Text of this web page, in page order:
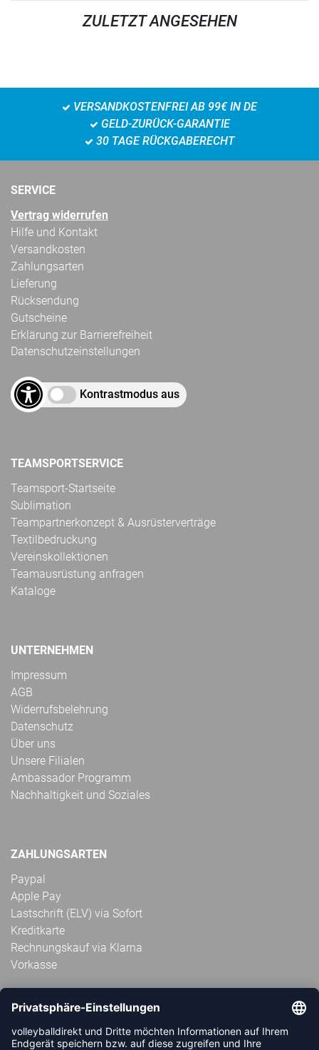
ZULETZT ANGESEHEN
VERSANDKOSTENFREI AB 99€ IN DE
GELD-ZURÜCK-GARANTIE
30 TAGE RÜCKGABERECHT
SERVICE
Vertrag widerrufen
Hilfe und Kontakt
Versandkosten
Zahlungsarten
Lieferung
Rücksendung
Gutscheine
Erklärung zur Barrierefreiheit
Datenschutzeinstellungen
Kontrastmodus aus
TEAMSPORTSERVICE
Teamsport-Startseite
Sublimation
Teampartnerkonzept & Ausrüsterverträge
Textilbedruckung
Vereinskollektionen
Teamausrüstung anfragen
Kataloge
UNTERNEHMEN
Impressum
AGB
Widerrufsbelehrung
Datenschutz
Über uns
Unsere Filialen
Ambassador Programm
Nachhaltigkeit und Soziales
ZAHLUNGSARTEN
Paypal
Apple Pay
Lastschrift (ELV) via Sofort
Kreditkarte
Rechnungskauf via Klarna
Vorkasse
ABONNIERE JETZT DEN KOSTENLOSEN
VOLLEYBALLDIREKT-NEWSLETTER UND VERPASSE KEINE